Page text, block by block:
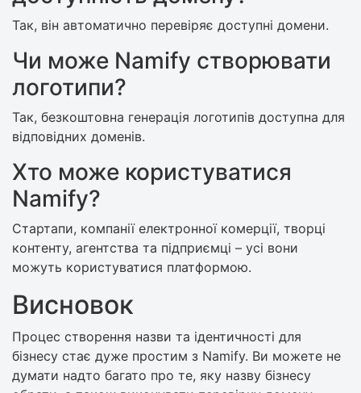
Так, він автоматично перевіряє доступні домени.
Чи може Namify створювати
логотипи?
Так, безкоштовна генерація логотипів доступна для
відповідних доменів.
Хто може користуватися
Namify?
Стартапи, компанії електронної комерції, творці
контенту, агентства та підприємці – усі вони
можуть користуватися платформою.
Висновок
Процес створення назви та ідентичності для
бізнесу стає дуже простим з Namify. Ви можете не
думати надто багато про те, яку назву бізнесу